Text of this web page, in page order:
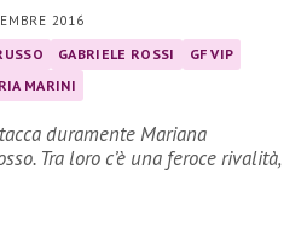
2016
GABRIELE ROSSI
GF VIP
MARINI
duramente Mariana
Tra loro c’è una feroce rivalità,